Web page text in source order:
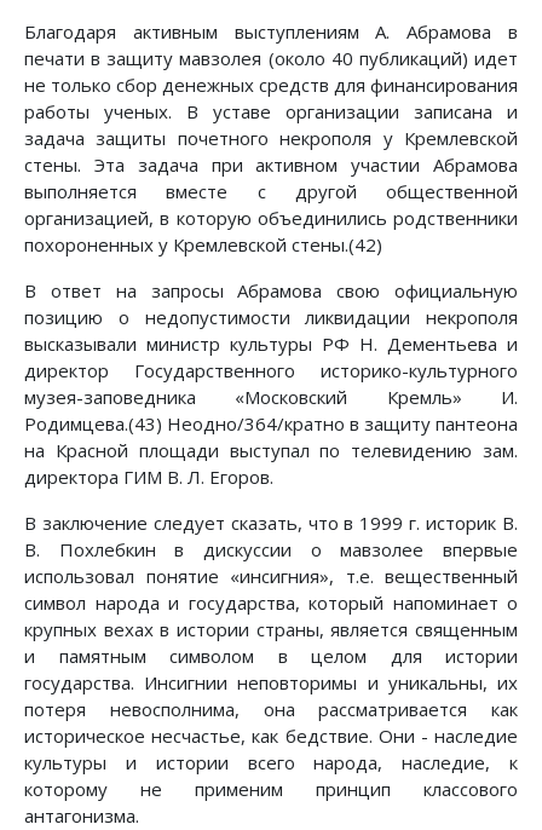
Благодаря активным выступлениям А. Абрамова в
печати в защиту мавзолея (около 40 публикаций) идет
не только сбор денежных средств для финансирования
работы ученых. В уставе организации записана и
задача защиты почетного некрополя у Кремлевской
стены. Эта задача при активном участии Абрамова
выполняется вместе с другой общественной
организацией, в которую объединились родственники
похороненных у Кремлевской стены.(42)
В ответ на запросы Абрамова свою официальную
позицию о недопустимости ликвидации некрополя
высказывали министр культуры РФ Н. Дементьева и
директор Государственного историко-культурного
музея-заповедника «Московский Кремль» И.
Родимцева.(43) Неодно/364/кратно в защиту пантеона
на Красной площади выступал по телевидению зам.
директора ГИМ В. Л. Егоров.
В заключение следует сказать, что в 1999 г. историк В.
В. Похлебкин в дискуссии о мавзолее впервые
использовал понятие «инсигния», т.е. вещественный
символ народа и государства, который напоминает о
крупных вехах в истории страны, является священным
и памятным символом в целом для истории
государства. Инсигнии неповторимы и уникальны, их
потеря невосполнима, она рассматривается как
историческое несчастье, как бедствие. Они - наследие
культуры и истории всего народа, наследие, к
которому не применим принцип классового
антагонизма.